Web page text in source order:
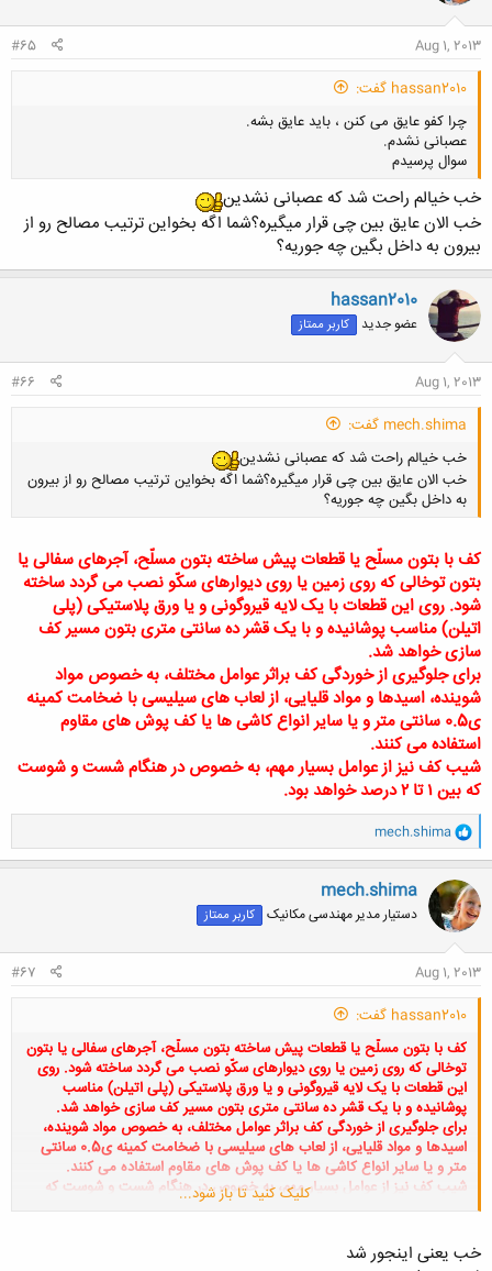
Aug 1, 2013
#65
hassan2010 گفت:
چرا کفو عایق می کنن ، باید عایق بشه.
عصبانی نشدم.
سوال پرسیدم
کلیک کنید تا باز شود...
خب خیالم راحت شد که عصبانی نشدین
خب الان عایق بین چی قرار میگیره؟شما اگه بخواین ترتیب مصالح رو از
بیرون به داخل بگین چه جوریه؟
hassan2010
عضو جدید کاربر ممتاز
Aug 1, 2013
#66
mech.shima گفت:
خب خیالم راحت شد که عصبانی نشدین
خب الان عایق بین چی قرار میگیره؟شما اگه بخواین ترتیب مصالح رو از بیرون
به داخل بگین چه جوریه؟
کلیک کنید تا باز شود...
کف با بتون مسلّح يا قطعات پيش ساخته بتون مسلّح، آجرهاى سفالى يا
بتون توخالى که روى زمين يا روى ديوارهاى سکّو نصب مى گردد ساخته
شود. روى اين قطعات با يک لايه قيروگونى و يا ورق پلاستيکى (پلى
اتيلن) مناسب پوشانيده و با يک قشر ده سانتى مترى بتون مسير کف
سازى خواهد شد.
براى جلوگيرى از خوردگى کف براثر عوامل مختلف، به خصوص مواد
شوينده، اسيدها و مواد قليايى، از لعاب هاى سيليسى با ضخامت کمينه
ی0.5 سانتى متر و يا ساير انواع کاشى ها يا کف پوش هاى مقاوم
استفاده مى کنند.
شيب کف نيز از عوامل بسيار مهم، به خصوص در هنگام شست و شوست
که بين ۱ تا ۲ درصد خواهد بود.
و
ا
ک
ن
ش
ه
ا
mech.shima
mech.shima
دستیار مدیر مهندسی مکانیک کاربر ممتاز
Aug 1, 2013
#67
hassan2010 گفت:
کف با بتون مسلّح يا قطعات پيش ساخته بتون مسلّح، آجرهاى سفالى يا بتون
توخالى که روى زمين يا روى ديوارهاى سکّو نصب مى گردد ساخته شود. روى
اين قطعات با يک لايه قيروگونى و يا ورق پلاستيکى (پلى اتيلن) مناسب
پوشانيده و با يک قشر ده سانتى مترى بتون مسير کف سازى خواهد شد.
براى جلوگيرى از خوردگى کف براثر عوامل مختلف، به خصوص مواد شوينده،
اسيدها و مواد قليايى، از لعاب هاى سيليسى با ضخامت کمينه ی0.5 سانتى
متر و يا ساير انواع کاشى ها يا کف پوش هاى مقاوم استفاده مى کنند.
شيب کف نيز از عوامل بسيار مهم، به خصوص در هنگام شست و شوست که
کلیک کنید تا باز شود...
خب یعنی اینجور شد